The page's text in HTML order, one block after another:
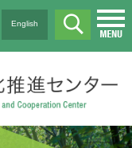
English